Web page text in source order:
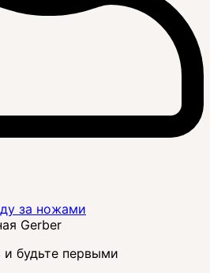
за ножами
Gerber
будьте первыми